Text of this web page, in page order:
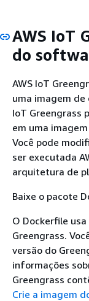
AWS IoT
do
AWS IoT
uma imagem
IoT Greengrass
em uma
Você pode
ser executada
arquitetura de
Baixe o pacote
O Dockerfile
Greengrass.
versão do
informações
Greengrass
Crie a imagem